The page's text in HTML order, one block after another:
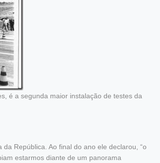
é a segunda maior instalação de testes da
República. Ao final do ano ele declarou, “o
estarmos diante de um panorama